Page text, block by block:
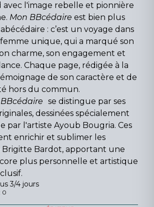
avec l'image rebelle et pionnière
Mon BBcédaire est bien plus
: c’est un voyage dans
femme unique, qui a marqué son
charme, son engagement et
Chaque page, rédigée à la
de son caractère et de
hors du commun.
se distingue par ses
dessinées spécialement
par l'artiste Ayoub Bougria. Ces
enrichir et sublimer les
Brigitte Bardot, apportant une
plus personnelle et artistique
3/4 jours
0